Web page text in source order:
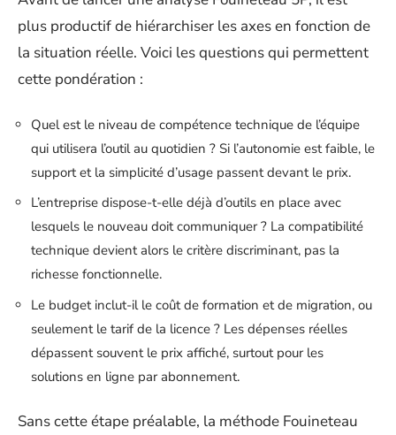
plus productif de hiérarchiser les axes en fonction de
la situation réelle. Voici les questions qui permettent
cette pondération :
Quel est le niveau de compétence technique de l’équipe
qui utilisera l’outil au quotidien ? Si l’autonomie est faible, le
support et la simplicité d’usage passent devant le prix.
L’entreprise dispose-t-elle déjà d’outils en place avec
lesquels le nouveau doit communiquer ? La compatibilité
technique devient alors le critère discriminant, pas la
richesse fonctionnelle.
Le budget inclut-il le coût de formation et de migration, ou
seulement le tarif de la licence ? Les dépenses réelles
dépassent souvent le prix affiché, surtout pour les
solutions en ligne par abonnement.
Sans cette étape préalable, la méthode Fouineteau